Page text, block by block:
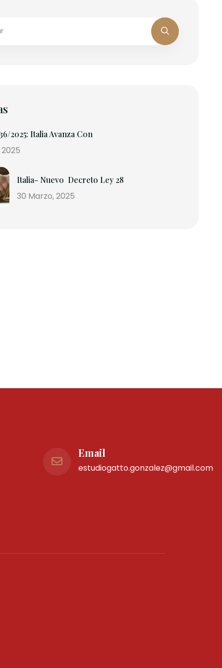
2025: Italia Avanza Con
Italia- Nuevo Decreto Ley 28
30 Marzo, 2025
Email
estudiogatto.gonzalez@gmail.com